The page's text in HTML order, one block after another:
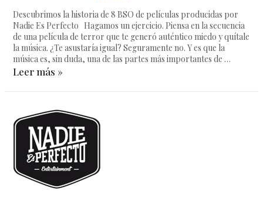
Descubrimos la historia de 8 BSO de películas producidas por
Nadie Es Perfecto Hagamos un ejercicio. Piensa en la secuencia
de una película de terror que te generó auténtico miedo y quítale
la música. ¿Te asustaría igual? Seguramente no. Y es que la
música es, sin duda, una de las partes más importantes de …
Leer más »